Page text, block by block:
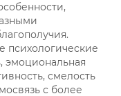
психологические
эмоциональная
смелость
с более